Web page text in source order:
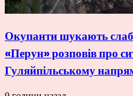
Окупанти шукають
«Перун» розповів про
Гуляйпільському